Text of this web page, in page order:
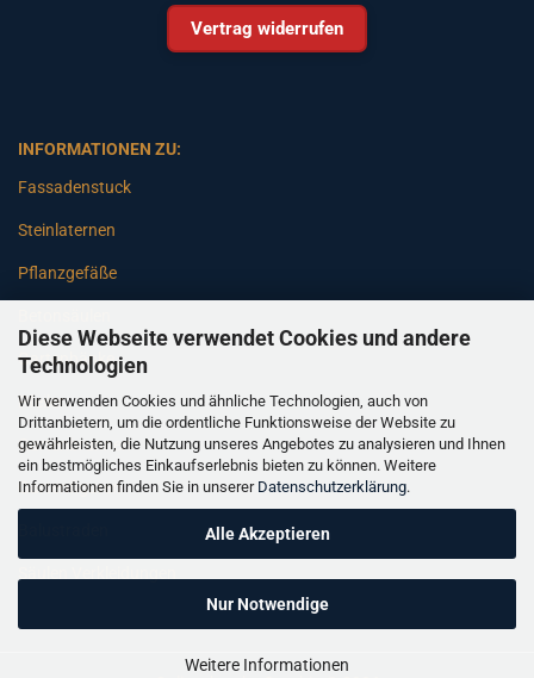
Diese Webseite verwendet Cookies und andere
Technologien
Wir verwenden Cookies und ähnliche Technologien, auch von
Drittanbietern, um die ordentliche Funktionsweise der Website zu
gewährleisten, die Nutzung unseres Angebotes zu analysieren und Ihnen
ein bestmögliches Einkaufserlebnis bieten zu können. Weitere
Informationen finden Sie in unserer Datenschutzerklärung.
Alle Akzeptieren
Nur Notwendige
Weitere Informationen
Vertrag widerrufen
INFORMATIONEN ZU:
Fassadenstuck
Steinlaternen
Pflanzgefäße
Gartenbänke
Pfeiler
Gartenbrunnen
Gartenfiguren